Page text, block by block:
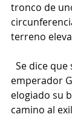
tronco de
terreno
Se dice
emperador
elogiado su
camino al